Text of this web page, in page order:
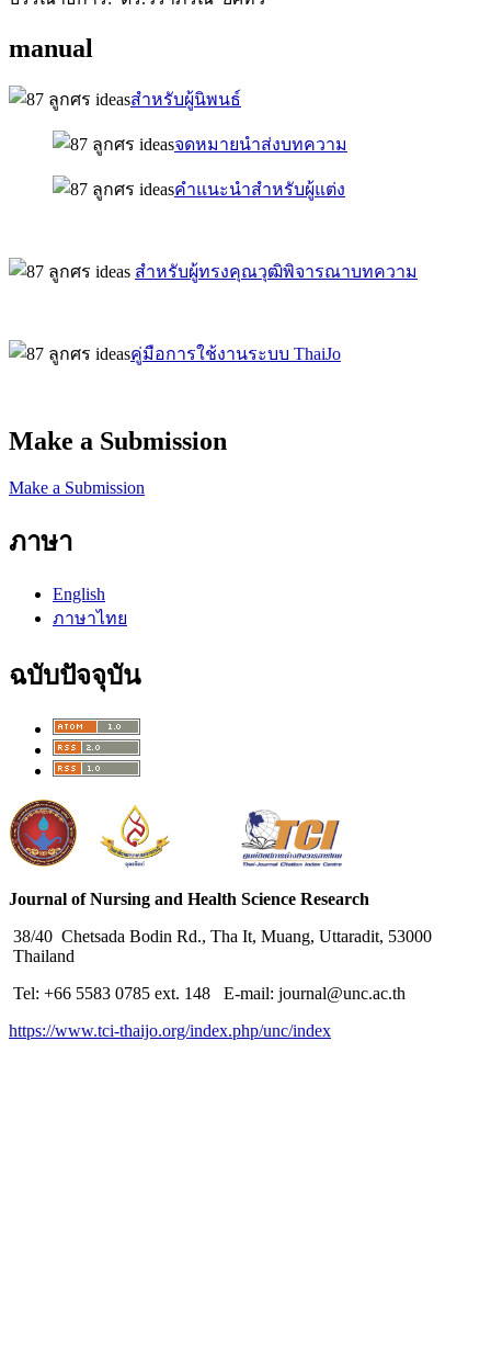
manual
สำหรับผู้นิพนธ์
จดหมายนำส่งบทความ
คำแนะนำสำหรับผู้แต่ง
สำหรับผู้ทรงคุณวุฒิพิจารณาบทความ
คู่มือการใช้งานระบบ ThaiJo
Make a Submission
Make a Submission
ภาษา
English
ภาษาไทย
ฉบับปัจจุบัน
Journal of Nursing and Health Science Research
38/40 Chetsada Bodin Rd., Tha It, Muang, Uttaradit, 53000
Thailand
Tel: +66 5583 0785 ext. 148 E-mail: journal@unc.ac.th
https://www.tci-thaijo.org/index.php/unc/index